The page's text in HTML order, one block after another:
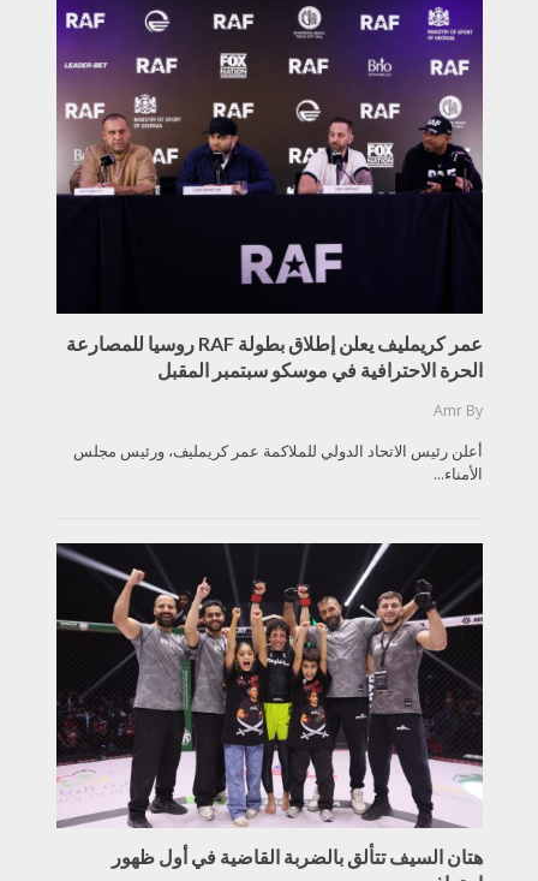
عمر كريمليف يعلن إطلاق بطولة RAF روسيا للمصارعة
الحرة الاحترافية في موسكو سبتمبر المقبل
By
Amr
أعلن رئيس الاتحاد الدولي للملاكمة عمر كريمليف، ورئيس مجلس
الأمناء...
هتان السيف تتألق بالضربة القاضية في أول ظهور